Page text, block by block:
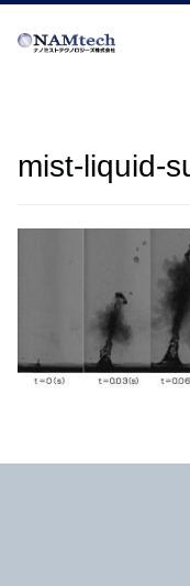
mist-liquid-